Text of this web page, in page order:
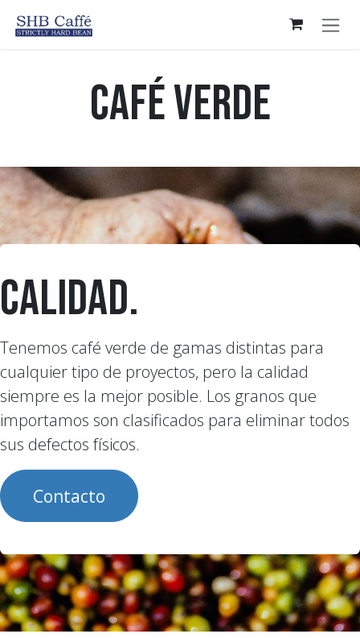
Café Verde
Calidad.
Tenemos café verde de gamas distintas para
cualquier tipo de proyectos, pero la calidad
siempre es la mejor posible. Los granos que
importamos son clasificados para eliminar todos
sus defectos físicos.
Contacto